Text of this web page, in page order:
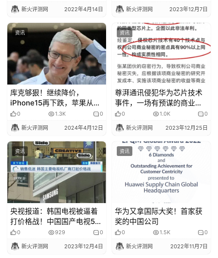
新火评测网 2022年4月14日 新火评测网 2023年12月7日
资讯
库克够狠！继续降价，
iPhone15再下跌，苹果从此
成为“跳水王”？
0 1.3K 0
新火评测网 2024年4月12日
资讯
尊湃通讯侵犯华为芯片技术
事件，一场有预谋的商业窃
密0 1.0K 0
新火评测网 2023年12月25日
资讯
央视报道：韩国电视被逼着
打价格战！中国国产电视5分
钟被抢光
0 929 0
新火评测网 2023年12月4日
资讯
华为又拿国际大奖！首家获
奖的中国公司
0 1.5K 0
新火评测网 2022年11月7日